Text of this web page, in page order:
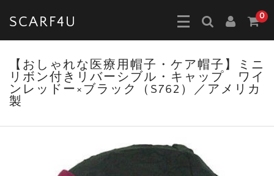
SCARF4U 0
【おしゃれな医療用帽子・ケア帽子】ミニ
リボン付きリバーシブル・キャップ ワイ
ンレッドー×ブラック（S762）／アメリカ
製